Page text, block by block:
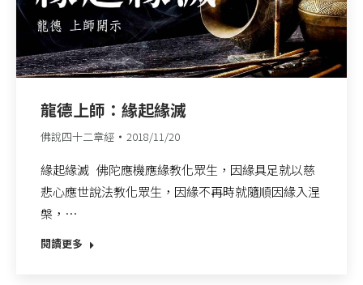
龍德上師：緣起緣滅
佛說四十二章經 2018/11/20
緣起緣滅 佛陀應機應緣教化眾生，因緣具足就以慈
悲心應世說法教化眾生，因緣不再時就隨順因緣入涅
槃，…
閱讀更多